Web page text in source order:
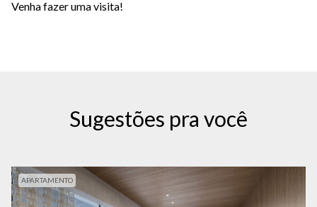
Venha fazer uma visita!
Sugestões pra você
APARTAMENTO